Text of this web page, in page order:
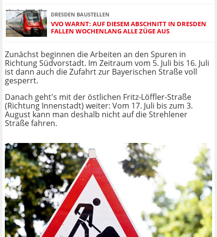
DRESDEN BAUSTELLEN
VVO WARNT: AUF DIESEM ABSCHNITT IN DRESDEN
FALLEN WOCHENLANG ALLE ZÜGE AUS
Zunächst beginnen die Arbeiten an den Spuren in
Richtung Südvorstadt. Im Zeitraum vom 5. Juli bis 16. Juli
ist dann auch die Zufahrt zur Bayerischen Straße voll
gesperrt.
Danach geht's mit der östlichen Fritz-Löffler-Straße
(Richtung Innenstadt) weiter: Vom 17. Juli bis zum 3.
August kann man deshalb nicht auf die Strehlener
Straße fahren.